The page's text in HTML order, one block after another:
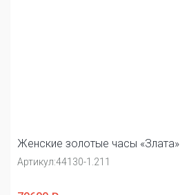
Женские золотые часы «Злата»
Артикул:44130-1.211